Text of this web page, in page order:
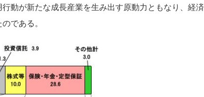
動が新たな成長産業を生み出す原動力ともなり、経済
である。